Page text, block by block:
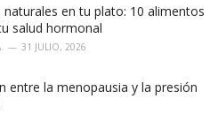
naturales en tu plato: 10 alimentos
salud hormonal
31 JULIO, 2026
entre la menopausia y la presión